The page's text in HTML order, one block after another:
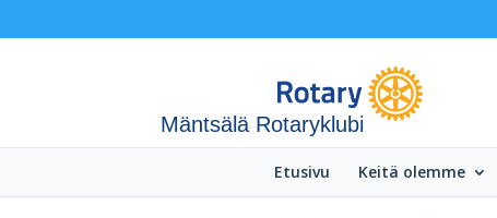
Mäntsälä Rotaryklubi
Etusivu Keitä olemme